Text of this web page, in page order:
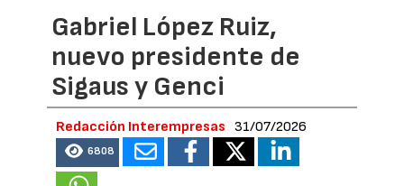
Gabriel López Ruiz,
nuevo presidente de
Sigaus y Genci
Redacción Interempresas 31/07/2026
6808